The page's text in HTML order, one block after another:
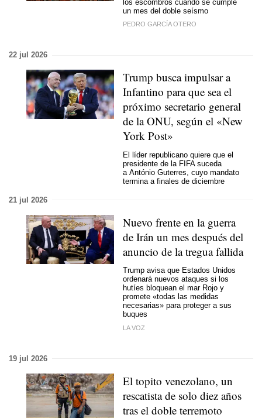
los escombros cuando se cumple
un mes del doble seísmo
PEDRO GARCÍA OTERO
22 jul 2026
Trump busca impulsar a
Infantino para que sea el
próximo secretario general
de la ONU, según el «New
York Post»
El líder republicano quiere que el
presidente de la FIFA suceda
a António Guterres, cuyo mandato
termina a finales de diciembre
21 jul 2026
Nuevo frente en la guerra
de Irán un mes después del
anuncio de la tregua fallida
Trump avisa que Estados Unidos
ordenará nuevos ataques si los
hutíes bloquean el mar Rojo y
promete «todas las medidas
necesarias» para proteger a sus
buques
LA VOZ
19 jul 2026
El topito venezolano, un
rescatista de solo diez años
tras el doble terremoto